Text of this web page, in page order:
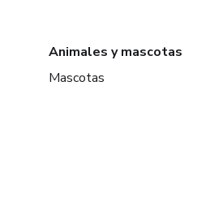
Animales y mascotas
Mascotas